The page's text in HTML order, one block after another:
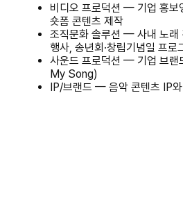
비디오 프로덕션 — 기업 홍보
숏폼 콘텐츠 제작
조직문화 솔루션 — 사내 노래
행사, 송년회·창립기념일 프로
사운드 프로덕션 — 기업 브랜
My Song)
IP/브랜드 — 음악 콘텐츠 IP와